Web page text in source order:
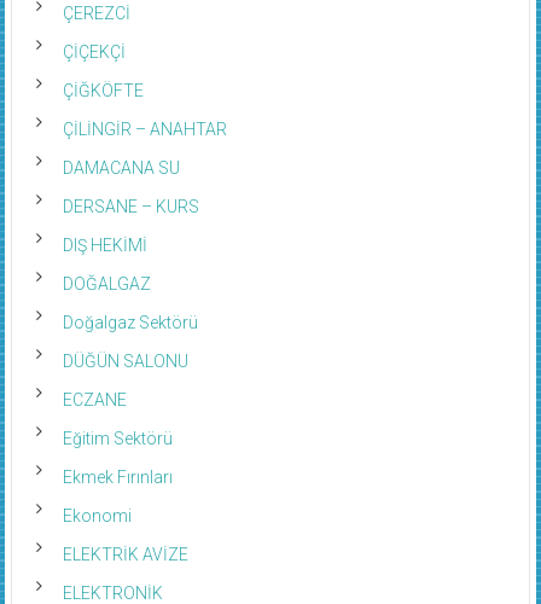
ÇEREZCİ
ÇİÇEKÇİ
ÇİĞKÖFTE
ÇİLİNGİR – ANAHTAR
DAMACANA SU
DERSANE – KURS
DIŞ HEKİMİ
DOĞALGAZ
Doğalgaz Sektörü
DÜĞÜN SALONU
ECZANE
Eğitim Sektörü
Ekmek Fırınları
Ekonomi
ELEKTRİK AVİZE
ELEKTRONİK